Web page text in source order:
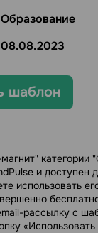
Образование
08.08.2023
шаблон
категории
и доступен
использовать
рассылку с